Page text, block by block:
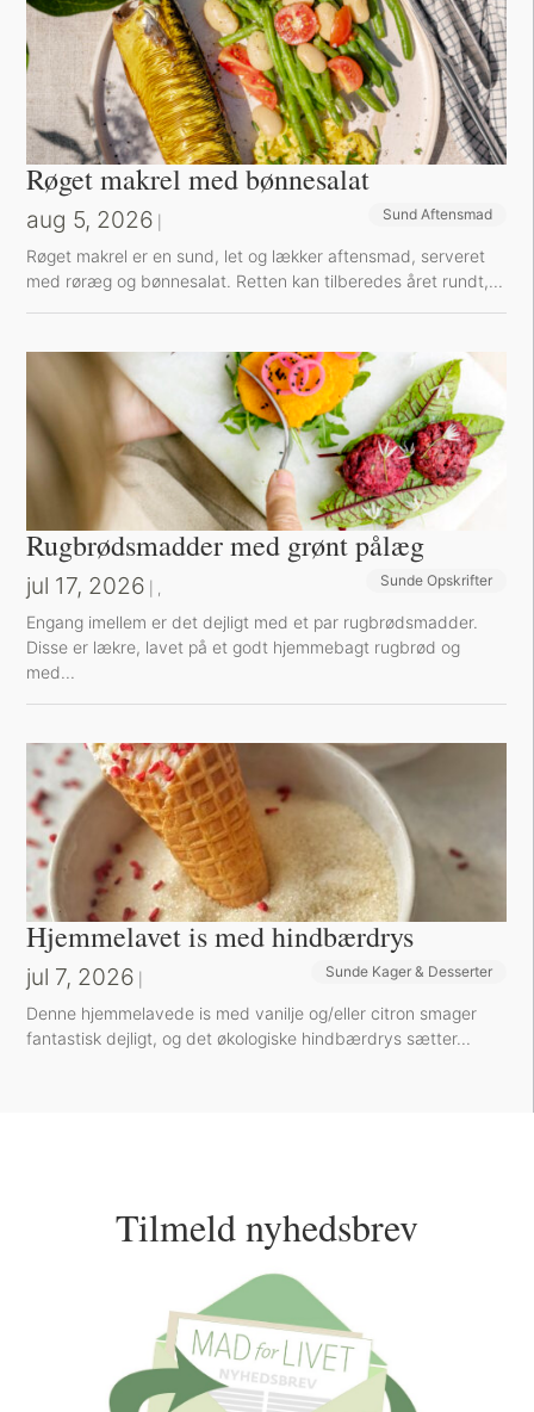
Røget makrel med bønnesalat
aug 5, 2026 Sund Aftensmad
Røget makrel er en sund, let og lækker aftensmad, serveret
med røræg og bønnesalat. Retten kan tilberedes året rundt,...
Rugbrødsmadder med grønt pålæg
jul 17, 2026 Sund Aftensmad
Sunde Opskrifter
Engang imellem er det dejligt med et par rugbrødsmadder.
Disse er lækre, lavet på et godt hjemmebagt rugbrød og
med...
Hjemmelavet is med hindbærdrys
jul 7, 2026 Sunde Kager & Desserter
Denne hjemmelavede is med vanilje og/eller citron smager
fantastisk dejligt, og det økologiske hindbærdrys sætter...
Tilmeld nyhedsbrev